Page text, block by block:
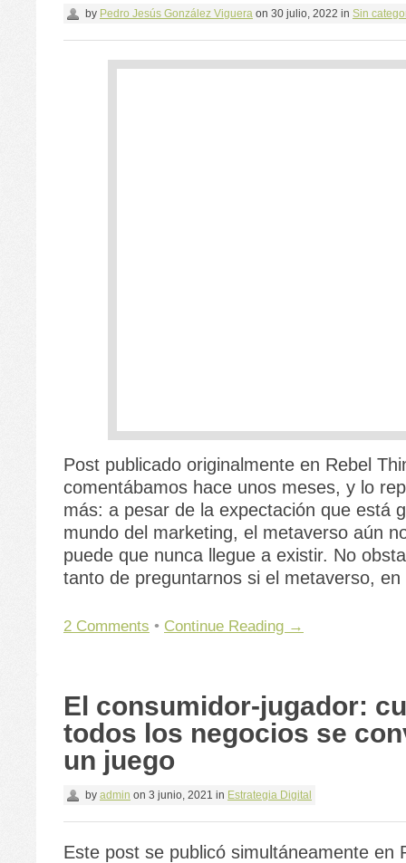
by Pedro Jesús González Viguera on 30 julio, 2022 in Sin
Post publicado originalmente en Rebel
comentábamos hace unos meses, y lo
más: a pesar de la expectación que está
mundo del marketing, el metaverso aún
puede que nunca llegue a existir. No
tanto de preguntarnos si el metaverso,
2 Comments • Continue Reading →
El consumidor-jugador:
todos los negocios se
un juego
by admin on 3 junio, 2021 in Estrategia Digital
Este post se publicó simultáneamente en